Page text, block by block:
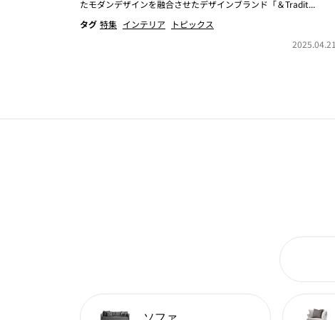
たモダンデザインを融合させたデザインブランド「＆Tradit...
タグ 特集 インテリア
トピックス
2025.04.21